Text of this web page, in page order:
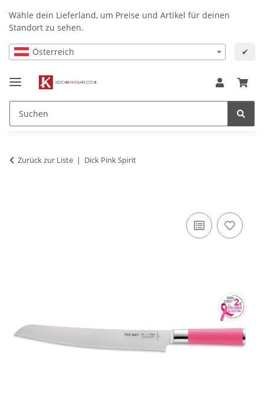
Wähle dein Lieferland, um Preise und Artikel für deinen
Standort zu sehen.
Österreich ✔
Zurück zur Liste Dick Pink Spirit